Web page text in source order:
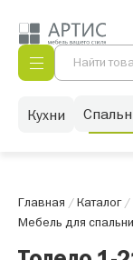
Кухни
Главная /Каталог/
Мебель для спальни